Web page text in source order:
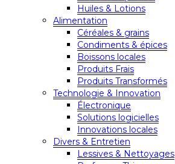
Huiles & Lotions
Alimentation
Céréales & grains
Condiments & épices
Boissons locales
Produits Frais
Produits Transformés
Technologie & Innovation
Électronique
Solutions logicielles
Innovations locales
Divers & Entretien
Lessives & Nettoyages